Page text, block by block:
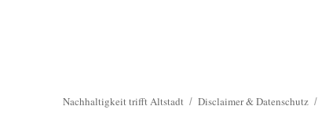
Nachhaltigkeit trifft Altstadt Disclaimer & Datenschutz